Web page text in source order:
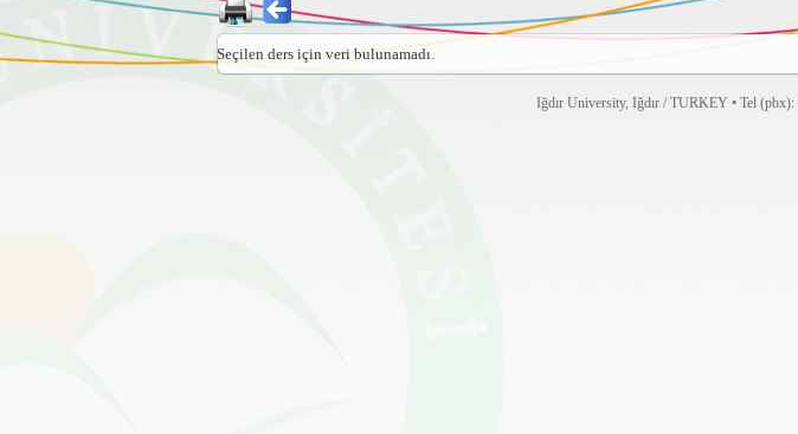
Seçilen ders için veri bulunamadı.
Iğdır University, Iğdır / TURKEY • Tel (pbx):